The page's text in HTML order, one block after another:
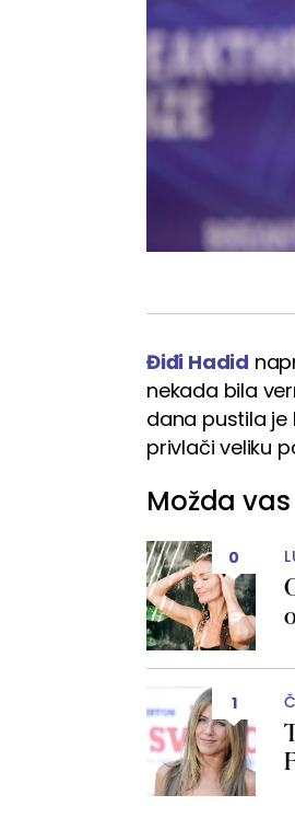
Điđi Hadid
nekada bila
dana pustila
privlači veliku
Možda
0
1